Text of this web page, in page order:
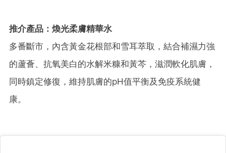
推介產品：煥光柔膚精華水
多番斷市，內含黃金花根部和雪耳萃取，結合補濕力強
的蘆薈、抗氧美白的水解米糠和黃芩，滋潤軟化肌膚，
同時鎮定修復，維持肌膚的pH值平衡及免疫系統健
康。